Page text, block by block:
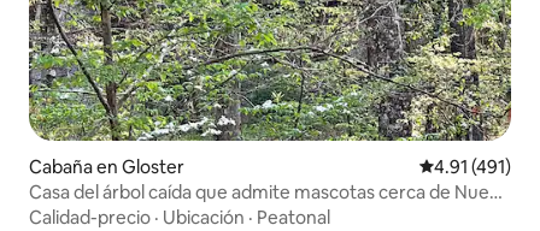
Cabaña en Gloster Calificación
4.91 (491)
Casa del árbol caída que admite mascotas cerca de Nueva
Orleans
Calidad-precio · Ubicación · Peatonal